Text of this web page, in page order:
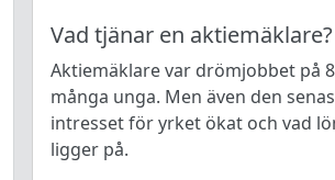
Vad tjänar en aktiemäklare?
Aktiemäklare var drömjobbet på
många unga. Men även den
intresset för yrket ökat och vad
ligger på.